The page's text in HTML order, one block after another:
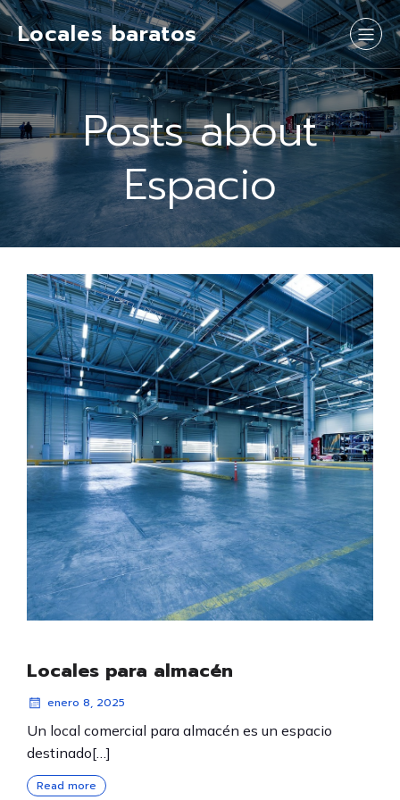
Locales baratos
Posts about
Espacio
Locales para almacén
enero 8, 2025
Un local comercial para almacén es un espacio
destinado[…]
Read more